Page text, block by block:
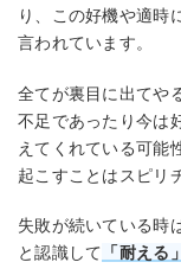
り、この好機や適時
言われています。
全てが裏目に出てや
不足であったり今は
えてくれている可能
起こすことはスピリ
失敗が続いている時
と認識して 「耐える